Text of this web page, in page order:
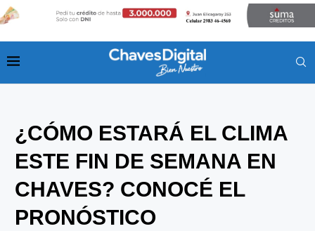
¿CÓMO ESTARÁ EL CLIMA
ESTE FIN DE SEMANA EN
CHAVES? CONOCÉ EL
PRONÓSTICO